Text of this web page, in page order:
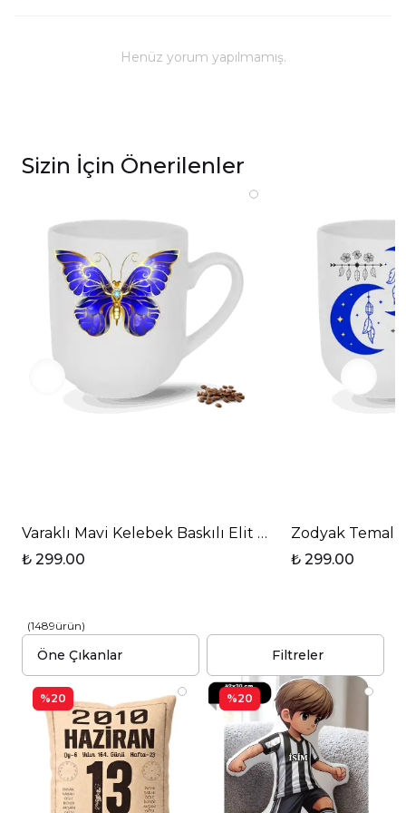
yıkanması önerilmektedir.
Henüz yorum yapılmamış.
Sizin İçin Önerilenler
Varaklı Mavi Kelebek Baskılı Elit Lüx Porselen Kupa
₺ 299.00
Zodyak Temalı
₺ 299.00
(1489ürün)
Filtreler
%20 %20